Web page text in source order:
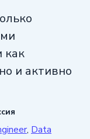
как
и активно
включая
, Data